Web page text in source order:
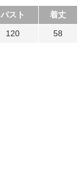
バスト
着丈
120 58